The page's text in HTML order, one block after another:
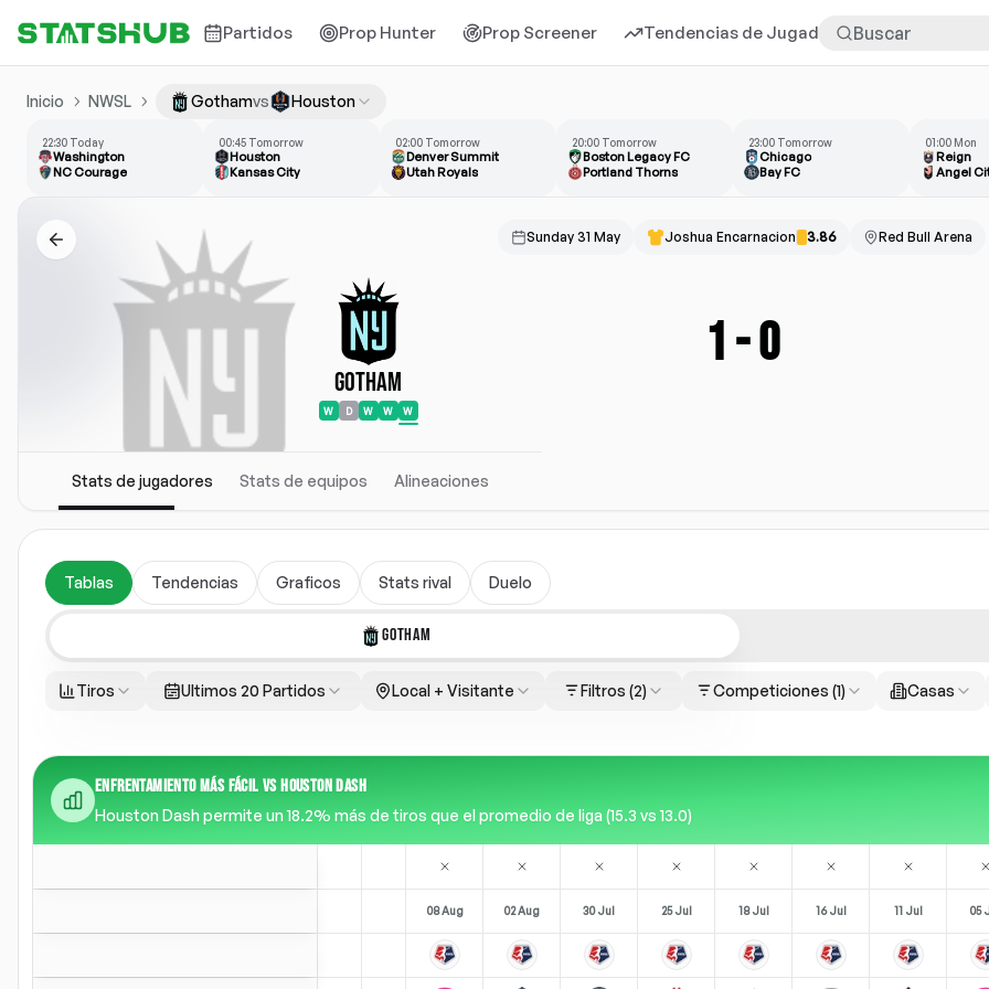
Partidos Prop Hunter Prop Screener Tendencias de Jugadores Más
Inicio NWSL Gothamvs Houston
22:30 Today
Washington
NC Courage
00:45 Tomorrow
Houston
Kansas City
02:00 Tomorrow
Denver Summit
Utah Royals
20:00 Tomorrow
Boston Legacy FC
Portland Thorns
23:00 Tomorrow
Chicago
Bay FC
01:00 Mon
Reign
Angel
Sunday 31 May Joshua Encarnacion 3.86 Red Bull Arena
Gotham
W D W W W
1-0
Stats de jugadores Stats de equipos Alineaciones
Tablas Tendencias Graficos Stats rival Duelo
GOTHAM
Tiros Ultimos 20 Partidos Local + Visitante Filtros (2) Competiciones (1) Casas
ENFRENTAMIENTO MÁS FÁCIL VS HOUSTON DASH
Houston Dash permite un 18.2% más de tiros que el promedio de liga (15.3 vs 13.0)
08 Aug 02 Aug 30 Jul 25 Jul 18 Jul 16 Jul 11 Jul 05